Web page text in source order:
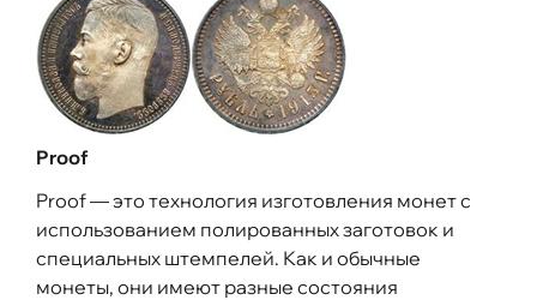
Proof
Proof — это технология изготовления монет с
использованием полированных заготовок и
специальных штемпелей. Как и обычные
монеты, они имеют разные состояния